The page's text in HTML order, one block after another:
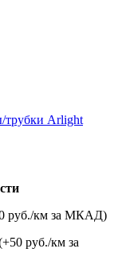
трубки Arlight
руб./км за МКАД)
руб./км за